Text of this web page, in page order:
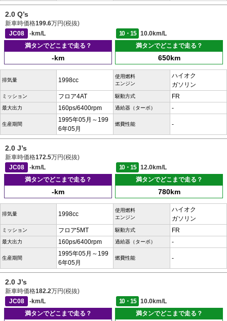
2.0 Q’s
新車時価格199.6万円(税抜)
JC08
-km/L 10・15
10.0km/L
満タンでどこまで走る？
-km
満タンでどこまで走る？
650km
排気量 1998cc
使用燃料
エンジン
ハイオク
ガソリン
ミッション フロア4AT 駆動方式 FR
最大出力 160ps/6400rpm 過給器（ターボ） -
生産期間
1995年05月～199
6年05月
燃費性能 -
2.0 J’s
新車時価格172.5万円(税抜)
JC08
-km/L 10・15
12.0km/L
満タンでどこまで走る？
-km
満タンでどこまで走る？
780km
排気量 1998cc
使用燃料
エンジン
ハイオク
ガソリン
ミッション フロア5MT 駆動方式 FR
最大出力 160ps/6400rpm 過給器（ターボ） -
生産期間
1995年05月～199
6年05月
燃費性能 -
2.0 J’s
新車時価格182.2万円(税抜)
JC08
-km/L 10・15
10.0km/L
満タンでどこまで走る？
満タンでどこまで走る？